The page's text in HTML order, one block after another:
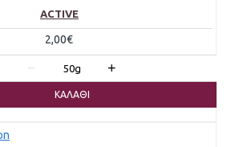
ACTIVE
2,00€
− 50g +
ΚΑΛΆΘΙ